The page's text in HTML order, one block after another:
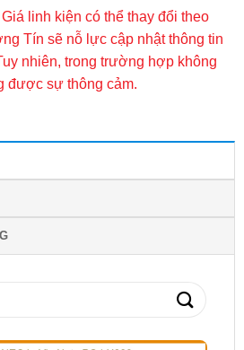
linh kiện có thể thay đổi theo
Tín sẽ nỗ lực cập nhật thông tin
nhiên, trong trường hợp không
được sự thông cảm.